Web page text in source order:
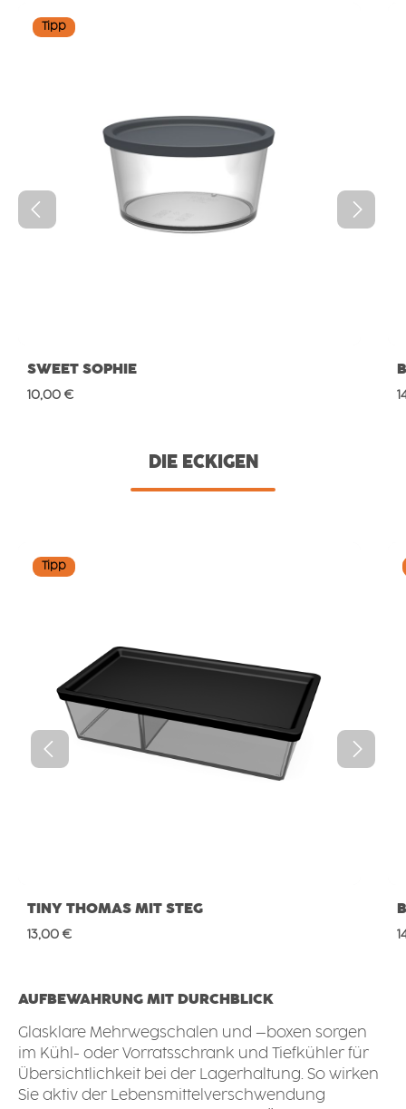
Tipp
SWEET SOPHIE
Regulärer Preis:
10,00 €
DIE ECKIGEN
Tipp
TINY THOMAS MIT STEG
Regulärer Preis:
13,00 €
AUFBEWAHRUNG MIT DURCHBLICK
Glasklare Mehrwegschalen und –boxen sorgen
im Kühl- oder Vorratsschrank und Tiefkühler für
Übersichtlichkeit bei der Lagerhaltung. So wirken
Sie aktiv der Lebensmittelverschwendung